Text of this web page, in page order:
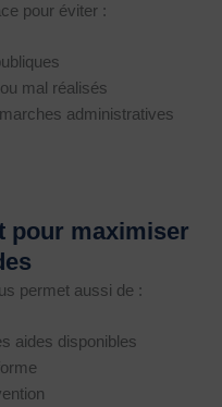
pour éviter :
mal réalisés
administratives
pour maximiser
permet aussi de :
aides disponibles